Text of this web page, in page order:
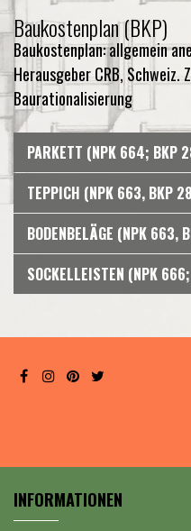
Baukostenplan (BKP)
Baukostenplan: allgemein
Herausgeber CRB,
Baurationalisierung
PARKETT (NPK 664; BKP
TEPPICH (NPK 663, BKP
BODENBELÄGE (NPK
SOCKELLEISTEN (NPK
INFORMATIONEN